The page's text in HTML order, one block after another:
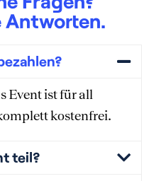
Antworten.
Event ist für all
kostenfrei.
teil?